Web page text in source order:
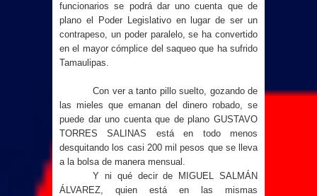
funcionarios se podrá dar uno cuenta que de
plano el Poder Legislativo en lugar de ser un
contrapeso, un poder paralelo, se ha convertido
en el mayor cómplice del saqueo que ha sufrido
Tamaulipas.
Con ver a tanto pillo suelto, gozando de
las mieles que emanan del dinero robado, se
puede dar uno cuenta que de plano GUSTAVO
TORRES SALINAS está en todo menos
desquitando los casi 200 mil pesos que se lleva
a la bolsa de manera mensual.
Y ni qué decir de MIGUEL SALMÁN
ÁLVAREZ, quien está en las mismas